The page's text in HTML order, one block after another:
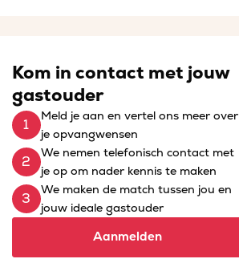
Kom in contact met jouw
gastouder
Meld je aan en vertel ons meer over
je opvangwensen
We nemen telefonisch contact met
je op om nader kennis te maken
We maken de match tussen jou en
jouw ideale gastouder
Aanmelden